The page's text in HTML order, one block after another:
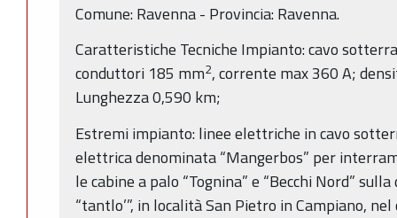
Comune: Ravenna - Provincia: Ravenna.
Caratteristiche Tecniche Impianto: cavo
conduttori 185 mm2, corrente max 360 A;
Lunghezza 0,590 km;
Estremi impianto: linee elettriche in cavo
elettrica denominata “Mangerbos” per
le cabine a palo “Tognina” e “Becchi Nord”
“tantlo’”, in località San Pietro in Campiano,